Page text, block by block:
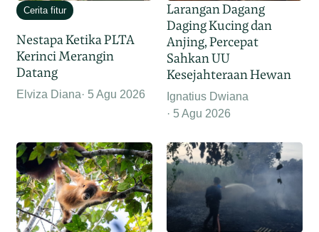
Cerita fitur
Nestapa Ketika PLTA
Kerinci Merangin
Datang
Elviza Diana 5 Agu 2026
Larangan Dagang
Daging Kucing dan
Anjing, Percepat
Sahkan UU
Kesejahteraan Hewan
Ignatius Dwiana
5 Agu 2026